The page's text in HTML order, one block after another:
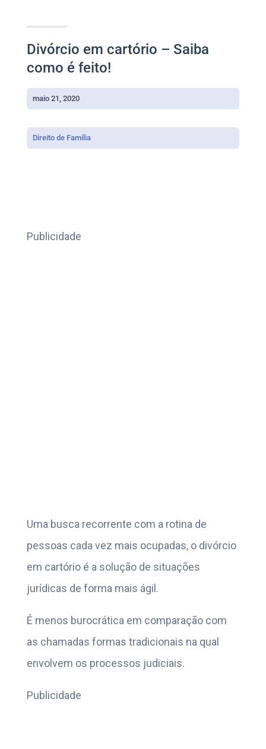
Divórcio em cartório – Saiba
como é feito!
maio 21, 2020
Direito de Família
Publicidade
Uma busca recorrente com a rotina de
pessoas cada vez mais ocupadas, o divórcio
em cartório é a solução de situações
jurídicas de forma mais ágil.
É menos burocrática em comparação com
as chamadas formas tradicionais na qual
envolvem os processos judiciais.
Publicidade